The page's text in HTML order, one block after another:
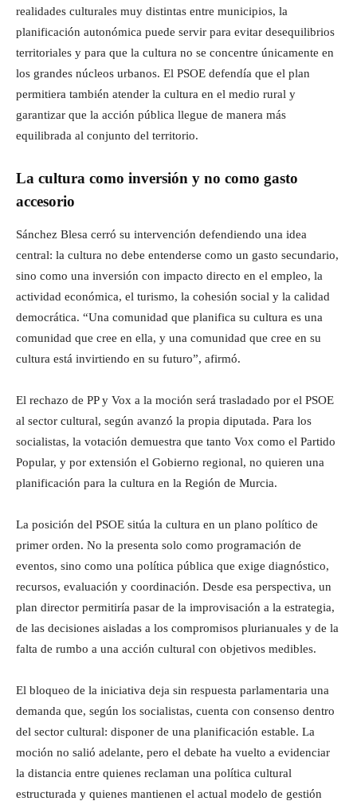
realidades culturales muy distintas entre municipios, la
planificación autonómica puede servir para evitar desequilibrios
territoriales y para que la cultura no se concentre únicamente en
los grandes núcleos urbanos. El PSOE defendía que el plan
permitiera también atender la cultura en el medio rural y
garantizar que la acción pública llegue de manera más
equilibrada al conjunto del territorio.
La cultura como inversión y no como gasto
accesorio
Sánchez Blesa cerró su intervención defendiendo una idea
central: la cultura no debe entenderse como un gasto secundario,
sino como una inversión con impacto directo en el empleo, la
actividad económica, el turismo, la cohesión social y la calidad
democrática. “Una comunidad que planifica su cultura es una
comunidad que cree en ella, y una comunidad que cree en su
cultura está invirtiendo en su futuro”, afirmó.
El rechazo de PP y Vox a la moción será trasladado por el PSOE
al sector cultural, según avanzó la propia diputada. Para los
socialistas, la votación demuestra que tanto Vox como el Partido
Popular, y por extensión el Gobierno regional, no quieren una
planificación para la cultura en la Región de Murcia.
La posición del PSOE sitúa la cultura en un plano político de
primer orden. No la presenta solo como programación de
eventos, sino como una política pública que exige diagnóstico,
recursos, evaluación y coordinación. Desde esa perspectiva, un
plan director permitiría pasar de la improvisación a la estrategia,
de las decisiones aisladas a los compromisos plurianuales y de la
falta de rumbo a una acción cultural con objetivos medibles.
El bloqueo de la iniciativa deja sin respuesta parlamentaria una
demanda que, según los socialistas, cuenta con consenso dentro
del sector cultural: disponer de una planificación estable. La
moción no salió adelante, pero el debate ha vuelto a evidenciar
la distancia entre quienes reclaman una política cultural
estructurada y quienes mantienen el actual modelo de gestión